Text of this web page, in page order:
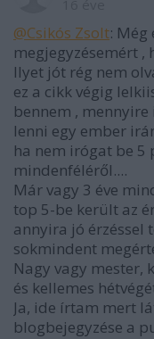
@Csikós Zsolt:
megjegyzésemért ,
Ilyet jót rég nem
ez a cikk végig
bennem ,
lenni egy ember
ha nem irógat be 5
mindenféléről....
Már vagy 3 éve
top 5-be került az
annyira jó érzéssel
sokmindent
Nagy vagy mester,
és kellemes
Ja, ide írtam mert
blogbejegyzése a